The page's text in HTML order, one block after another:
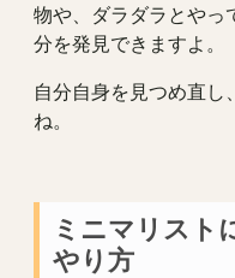
物や、ダラダラとやっ
分を発見できますよ。
自分自身を見つめ直し
ね。
ミニマリスト
やり方